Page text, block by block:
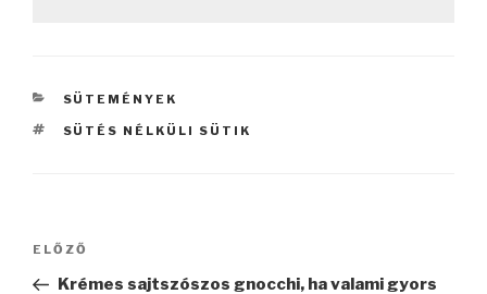
KATEGÓRIÁK
SÜTEMÉNYEK
CÍMKÉK
SÜTÉS NÉLKÜLI SÜTIK
Bejegyzés
Korábbi
bejegyzés
ELŐZŐ
Krémes sajtszószos gnocchi, ha valami gyors